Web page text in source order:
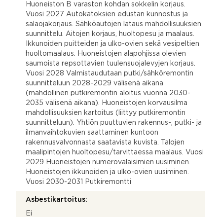
Huoneiston B varaston kohdan sokkelin korjaus.
Vuosi 2027 Autokatoksien edustan kunnostus ja
salaojakorjaus. Sähköautojen lataus mahdollisuuksien
suunnittelu. Aitojen korjaus, huoltopesu ja maalaus.
Ikkunoiden puitteiden ja ulko-ovien sekä vesipeltien
huoltomaalaus. Huoneistojen alapohjissa olevien
saumoista repsottavien tuulensuojalevyjen korjaus.
Vuosi 2028 Valmistaudutaan putki/sähköremontin
suunnitteluun 2028-2029 välisenä aikana
(mahdollinen putkiremontin aloitus vuonna 2030-
2035 välisenä aikana). Huoneistojen korvausilma
mahdollisuuksien kartoitus (liittyy putkiremontin
suunnitteluun). Yhtiön puuttuvien rakennus-, putki- ja
ilmanvaihtokuvien saattaminen kuntoon
rakennusvalvonnasta saatavista kuvista. Talojen
maalipintojen huoltopesu/tarvittaessa maalaus. Vuosi
2029 Huoneistojen numerovalaisimien uusiminen.
Huoneistojen ikkunoiden ja ulko-ovien uusiminen.
Vuosi 2030-2031 Putkiremontti
Asbestikartoitus:
Ei